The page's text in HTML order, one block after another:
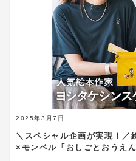
2025年3月7日
＼スペシャル企画が実現！／
×モンベル「おしごとおうえ